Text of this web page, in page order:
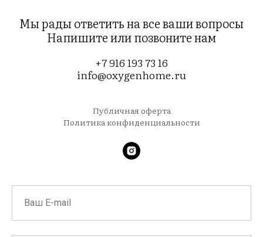
Мы рады ответить на все ваши вопросы
Напишите или позвоните нам
+7 916 193 73 16
info@oxygenhome.ru
Публичная оферта
Политика конфиденциальности